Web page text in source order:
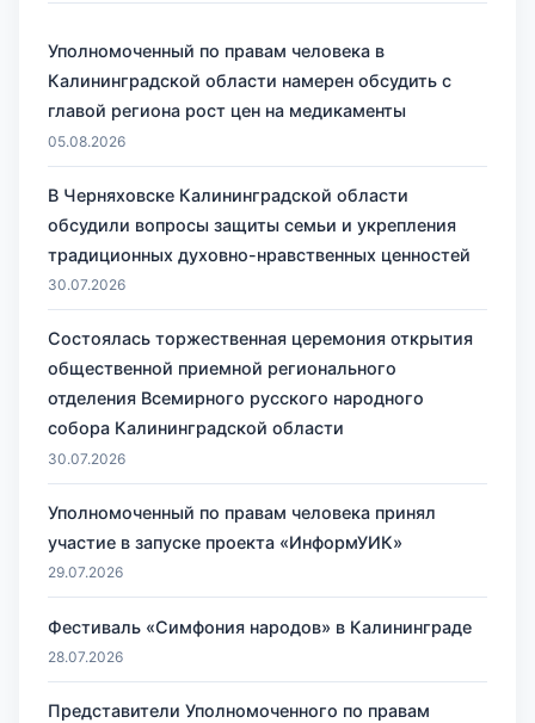
Уполномоченный по правам человека в
Калининградской области намерен обсудить с
главой региона рост цен на медикаменты
05.08.2026
В Черняховске Калининградской области
обсудили вопросы защиты семьи и укрепления
традиционных духовно-нравственных ценностей
30.07.2026
Состоялась торжественная церемония открытия
общественной приемной регионального
отделения Всемирного русского народного
собора Калининградской области
30.07.2026
Уполномоченный по правам человека принял
участие в запуске проекта «ИнформУИК»
29.07.2026
Фестиваль «Симфония народов» в Калининграде
28.07.2026
Представители Уполномоченного по правам